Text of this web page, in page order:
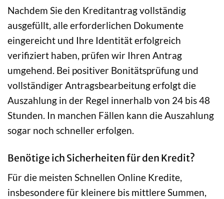
Nachdem Sie den Kreditantrag vollständig
ausgefüllt, alle erforderlichen Dokumente
eingereicht und Ihre Identität erfolgreich
verifiziert haben, prüfen wir Ihren Antrag
umgehend. Bei positiver Bonitätsprüfung und
vollständiger Antragsbearbeitung erfolgt die
Auszahlung in der Regel innerhalb von 24 bis 48
Stunden. In manchen Fällen kann die Auszahlung
sogar noch schneller erfolgen.
Benötige ich Sicherheiten für den Kredit?
Für die meisten Schnellen Online Kredite,
insbesondere für kleinere bis mittlere Summen,